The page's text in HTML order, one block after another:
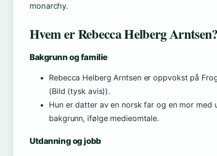
monarchy.
Hvem er Rebecca Helberg
Bakgrunn og familie
Rebecca Helberg Arntsen er oppvokst på
(Bild (tysk avis)).
Hun er datter av en norsk far og en mor med
bakgrunn, ifølge medieomtale.
Utdanning og jobb